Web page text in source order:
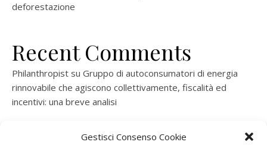
Gestisci Consenso Cookie
deforestazione
Recent Comments
Philanthropist su Gruppo di autoconsumatori di energia
rinnovabile che agiscono collettivamente, fiscalità ed
incentivi: una breve analisi
rinnovabile che agiscono collettivamente, fiscalità ed